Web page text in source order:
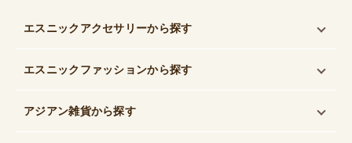
エスニックアクセサリーから探す
エスニックファッションから探す
アジアン雑貨から探す